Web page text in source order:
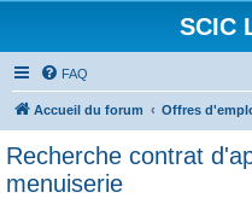
SCIC
FAQ
Accueil du forum Offres
Recherche contrat
menuiserie